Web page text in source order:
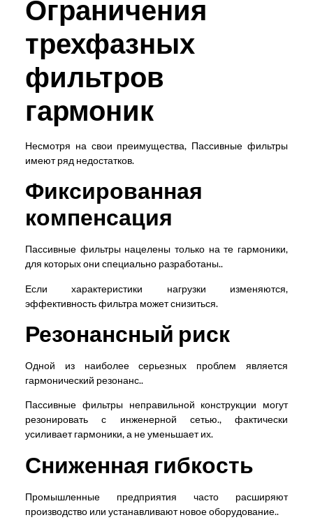
Ограничения
трехфазных
фильтров
гармоник
Несмотря на свои преимущества, Пассивные фильтры
имеют ряд недостатков.
Фиксированная
компенсация
Пассивные фильтры нацелены только на те гармоники,
для которых они специально разработаны..
Если характеристики нагрузки изменяются,
эффективность фильтра может снизиться.
Резонансный риск
Одной из наиболее серьезных проблем является
гармонический резонанс..
Пассивные фильтры неправильной конструкции могут
резонировать с инженерной сетью., фактически
усиливает гармоники, а не уменьшает их.
Сниженная гибкость
Промышленные предприятия часто расширяют
производство или устанавливают новое оборудование..